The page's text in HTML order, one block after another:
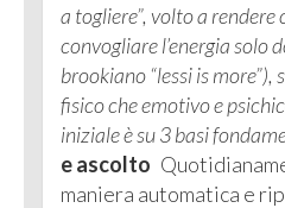
a togliere”, volto a rendere
convogliare l’energia solo
brookiano “lessi is
fisico che emotivo e
iniziale è su 3 basi
e ascolto
maniera automatica e